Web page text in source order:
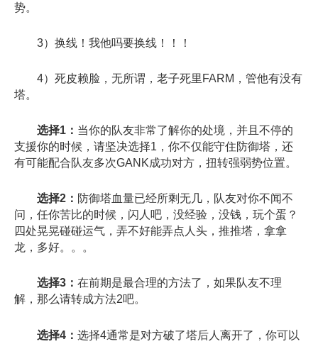
势。
3）换线！我他吗要换线！！！
4）死皮赖脸，无所谓，老子死里FARM，管他有没有
塔。
选择1： 当你的队友非常了解你的处境，并且不停的
支援你的时候，请坚决选择1，你不仅能守住防御塔，还
有可能配合队友多次GANK成功对方，扭转强弱势位置。
选择2： 防御塔血量已经所剩无几，队友对你不闻不
问，任你苦比的时候，闪人吧，没经验，没钱，玩个蛋？
四处晃晃碰碰运气，弄不好能弄点人头，推推塔，拿拿
龙，多好。。。
选择3： 在前期是最合理的方法了，如果队友不理
解，那么请转成方法2吧。
选择4： 选择4通常是对方破了塔后人离开了，你可以